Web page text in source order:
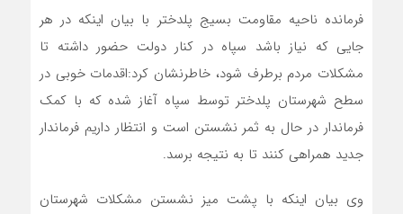
فرمانده ناحیه مقاومت بسیج پلدختر با بیان اینکه در هر
جایی که نیاز باشد سپاه در کنار دولت حضور داشته تا
مشکلات مردم برطرف شود، خاطرنشان کرد:اقدمات خوبی در
سطح شهرستان پلدختر توسط سپاه آغاز شده که با کمک
فرماندار در حال به ثمر نشستن است و انتظار داریم فرماندار
جدید همراهی کنند تا به نتیجه برسد.
وی بیان اینکه با پشت میز نشستن مشکلات شهرستان